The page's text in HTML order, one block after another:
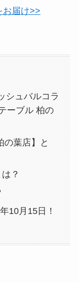
お届け>>
シュバルコラ
ーブル 柏の
の葉店】と
？
10月15日！